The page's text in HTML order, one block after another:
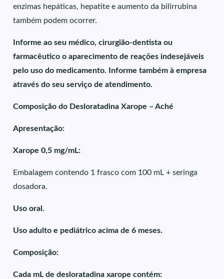
enzimas hepáticas, hepatite e aumento da bilirrubina
também podem ocorrer.
Informe ao seu médico, cirurgião-dentista ou
farmacêutico o aparecimento de reações indesejáveis
pelo uso do medicamento. Informe também à empresa
através do seu serviço de atendimento.
Composição do Desloratadina Xarope – Aché
Apresentação:
Xarope 0,5 mg/mL:
Embalagem contendo 1 frasco com 100 mL + seringa
dosadora.
Uso oral.
Uso adulto e pediátrico acima de 6 meses.
Composição:
Cada mL de desloratadina xarope contém: